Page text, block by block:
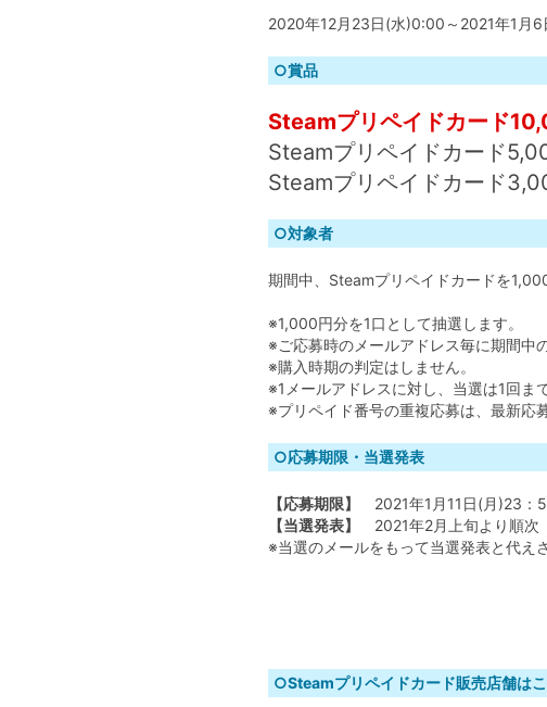
2020年12月23日(水)0:00～2021年1月
○賞品
Steamプリペイドカード
Steamプリペイドカード
Steamプリペイドカード
○対象者
期間中、Steamプリペイドカードを
※1,000円分を1口として抽選します。
※ご応募時のメールアドレス毎に期間中
※購入時期の判定はしません。
※1メールアドレスに対し、当選は1回ま
※プリペイド番号の重複応募は、最新応
○応募期限・当選発表
【応募期限】
2021年1月11日(月)23：
【当選発表】
2021年2月上旬より順次
※当選のメールをもって当選発表と代え
○Steamプリペイドカード販売店舗は